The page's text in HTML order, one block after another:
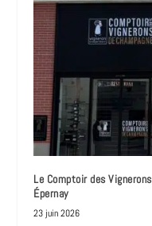
Le Comptoir des
Épernay
23 juin 2026